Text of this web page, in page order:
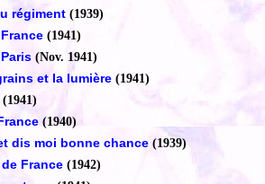
régiment (1939)
(1941)
(Nov. 1941)
et la lumière (1941)
(1941)
(1940)
dis moi bonne chance (1939)
France (1942)